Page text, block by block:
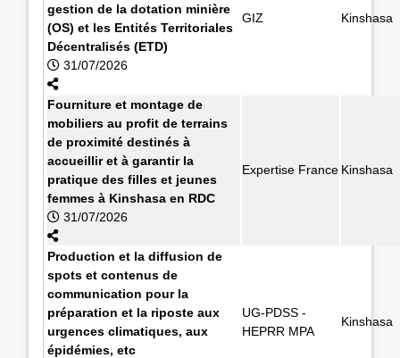
gestion de la dotation minière
(OS) et les Entités Territoriales
Décentralisés (ETD)
31/07/2026
GIZ Kinshasa
Fourniture et montage de
mobiliers au profit de terrains
de proximité destinés à
accueillir et à garantir la
pratique des filles et jeunes
femmes à Kinshasa en RDC
31/07/2026
Expertise France Kinshasa
Production et la diffusion de
spots et contenus de
communication pour la
préparation et la riposte aux
urgences climatiques, aux
épidémies, etc
UG-PDSS -
HEPRR MPA
Kinshasa